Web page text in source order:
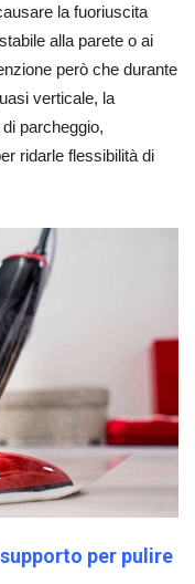
la fuoriuscita
alla parete o ai
però che durante
verticale, la
parcheggio,
ridarle flessibilità di
per pulire